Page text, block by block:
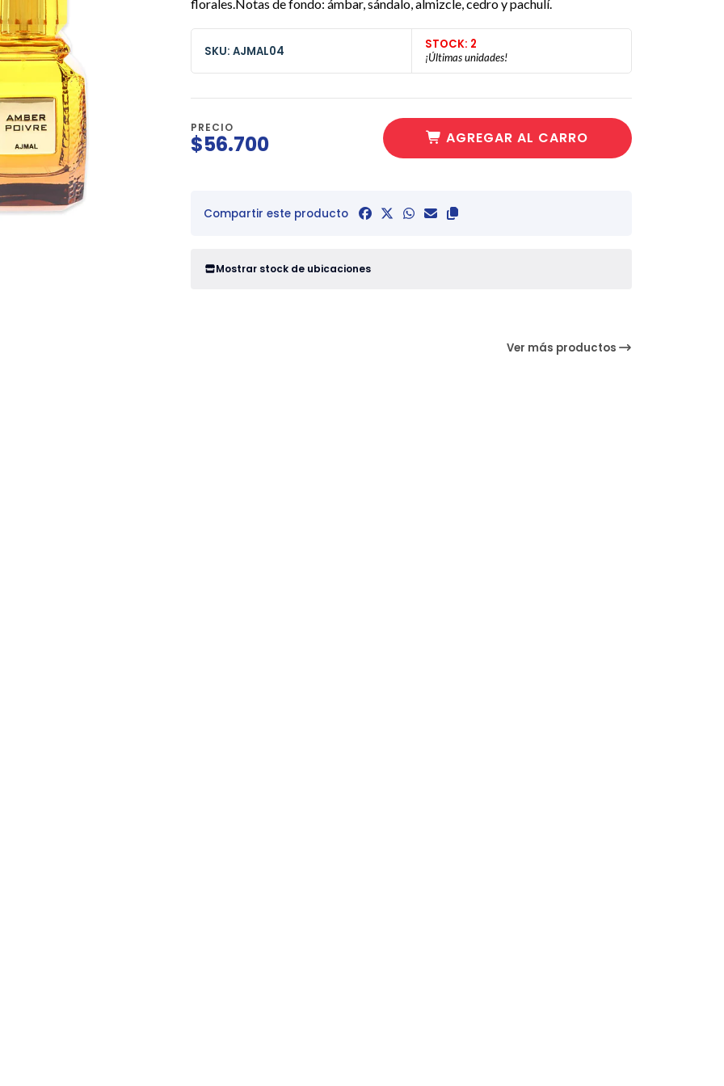
florales.Notas de fondo: ámbar, sándalo, almizcle, cedro y pachulí.
SKU: AJMAL04 STOCK: 2
¡Últimas unidades!
PRECIO
$56.700 AGREGAR AL CARRO
Compartir este producto
Mostrar stock de ubicaciones
Ver más productos